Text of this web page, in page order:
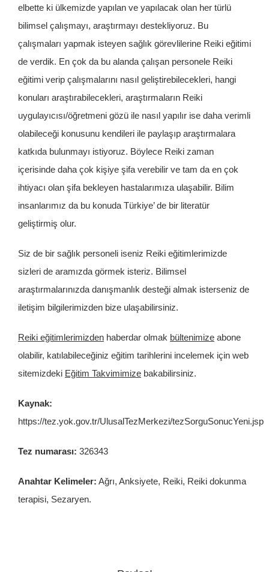
elbette ki ülkemizde yapılan ve yapılacak olan her türlü
bilimsel çalışmayı, araştırmayı destekliyoruz. Bu
çalışmaları yapmak isteyen sağlık görevlilerine Reiki eğitimi
de verdik. En çok da bu alanda çalışan personele Reiki
eğitimi verip çalışmalarını nasıl geliştirebilecekleri, hangi
konuları araştırabilecekleri, araştırmaların Reiki
uygulayıcısı/öğretmeni gözü ile nasıl yapılır ise daha verimli
olabileceği konusunu kendileri ile paylaşıp araştırmalara
katkıda bulunmayı istiyoruz. Böylece Reiki zaman
içerisinde daha çok kişiye şifa verebilir ve tam da en çok
ihtiyacı olan şifa bekleyen hastalarımıza ulaşabilir. Bilim
insanlarımız da bu konuda Türkiye’ de bir literatür
geliştirmiş olur.
Siz de bir sağlık personeli iseniz Reiki eğitimlerimizde
sizleri de aramızda görmek isteriz. Bilimsel
araştırmalarınızda danışmanlık desteği almak isterseniz de
iletişim bilgilerimizden bize ulaşabilirsiniz.
Reiki eğitimlerimizden haberdar olmak bültenimize abone
olabilir, katılabileceğiniz eğitim tarihlerini incelemek için web
sitemizdeki Eğitim Takvimimize bakabilirsiniz.
Kaynak:
https://tez.yok.gov.tr/UlusalTezMerkezi/tezSorguSonucYeni.jsp
Tez numarası: 326343
Anahtar Kelimeler: Ağrı, Anksiyete, Reiki, Reiki dokunma
terapisi, Sezaryen.